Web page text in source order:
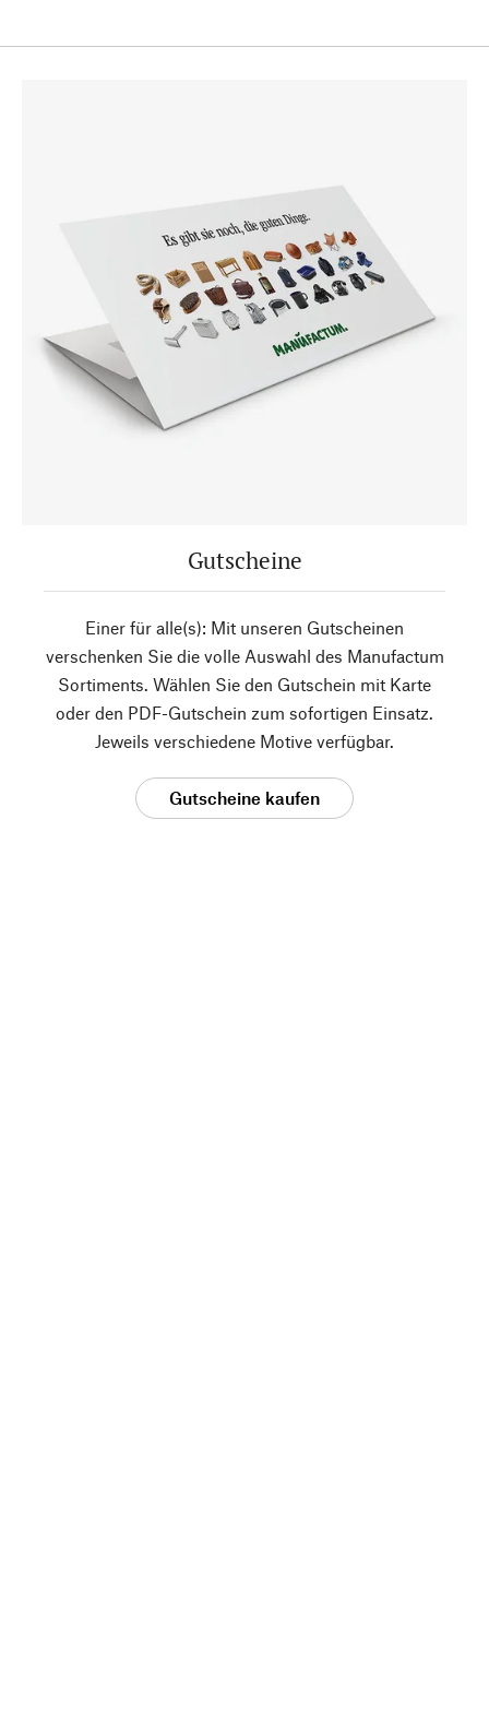
Gutscheine
Einer für alle(s): Mit unseren Gutscheinen
verschenken Sie die volle Auswahl des Manufactum
Sortiments. Wählen Sie den Gutschein mit Karte
oder den PDF-Gutschein zum sofortigen Einsatz.
Jeweils verschiedene Motive verfügbar.
Gutscheine kaufen